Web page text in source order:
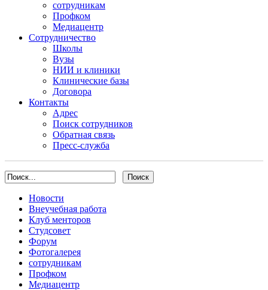
сотрудникам
Профком
Медиацентр
Сотрудничество
Школы
Вузы
НИИ и клиники
Клинические базы
Договора
Контакты
Адрес
Поиск сотрудников
Обратная связь
Пресс-служба
Новости
Внеучебная работа
Клуб менторов
Студсовет
Форум
Фотогалерея
сотрудникам
Профком
Медиацентр